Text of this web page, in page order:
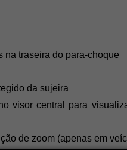
na traseira do para-choque
da sujeira
visor central para
de zoom (apenas em